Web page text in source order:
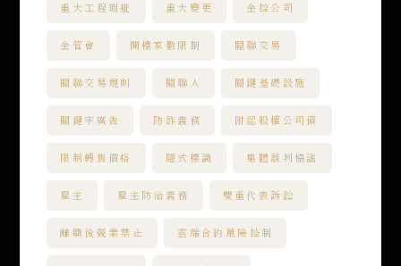
重大工程瑕疵 重大變更 金控公司
金管會 開標家數限制 關聯交易
關聯交易規則 關聯人 關鍵基礎設施
關鍵字廣告 防詐義務 附認股權公司債
限制轉售價格 隱式標識 集體談判協議
雇主 雇主防治義務 雙重代表訴訟
離職後競業禁止 雲端合約風險控制